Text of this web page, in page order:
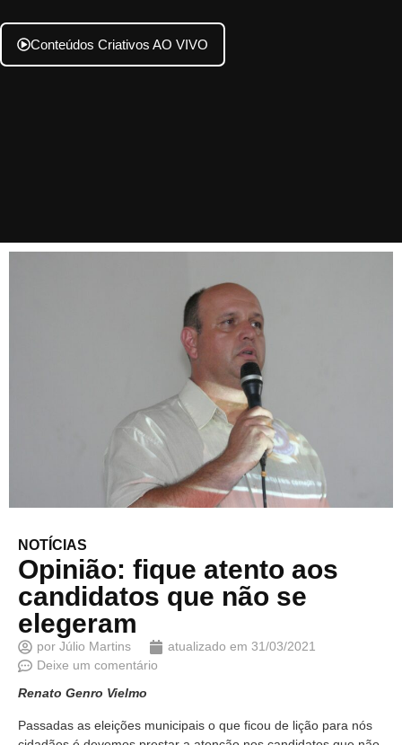
Conteúdos Criativos AO VIVO
NOTÍCIAS
Opinião: fique atento aos
candidatos que não se
elegeram
por Júlio Martins atualizado em 31/03/2021
Deixe um comentário
Renato Genro Vielmo
Passadas as eleições municipais o que ficou de lição para nós